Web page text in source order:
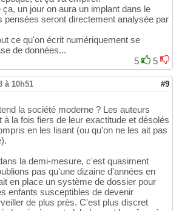
un jour on aura un implant dans le
pensées seront directement analysée par
ce qu'on écrit numériquement se
de données...
5
5
à 10h51 #9
la société moderne ? Les auteurs
à la fois fiers de leur exactitude et désolés
en les lisant (ou qu'on ne les ait pas
la demi-mesure, c'est quasiment
pas qu'une dizaine d'années en
en place un système de dossier pour
enfants susceptibles de devenir
de plus près. C'est plus discret